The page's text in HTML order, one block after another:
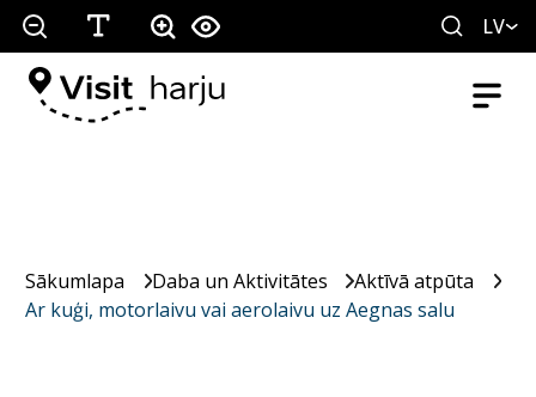
LV
Sākumlapa Daba un Aktivitātes
Aktīvā atpūta
Ar kuģi, motorlaivu vai aerolaivu uz Aegnas salu